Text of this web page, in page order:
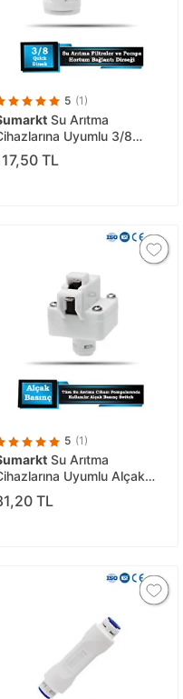
5 (1)
Su Arıtma
Uyumlu 3/8
Ağazlı Pompa Dirseği
TL
5 (1)
Su Arıtma
Uyumlu Alçak
Switch
TL